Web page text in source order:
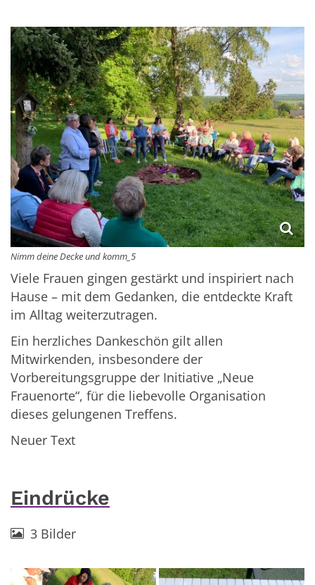
Nimm deine Decke und komm_5
Viele Frauen gingen gestärkt und inspiriert nach
Hause – mit dem Gedanken, die entdeckte Kraft
im Alltag weiterzutragen.
Ein herzliches Dankeschön gilt allen
Mitwirkenden, insbesondere der
Vorbereitungsgruppe der Initiative „Neue
Frauenorte“, für die liebevolle Organisation
dieses gelungenen Treffens.
Neuer Text
Eindrücke
3 Bilder